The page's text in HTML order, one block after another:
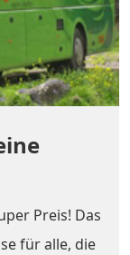
Preis! Das
für alle, die